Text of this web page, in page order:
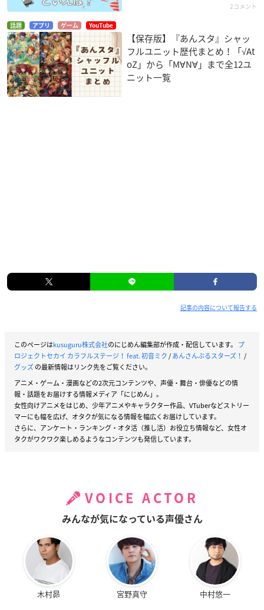
2コメント
話題 アプリ ゲーム YouTube
【保存版】『あんスタ』シャッ
フルユニット歴代まとめ！「√At
oZ」から「M∀N∀」まで全12ユ
ニット一覧
記事の内容について報告する
このページはkusuguru株式会社のにじめん編集部が作成・配信しています。 プ
ロジェクトセカイ カラフルステージ！ feat. 初音ミク/あんさんぶるスターズ！ /
グッズの最新情報はリンク先をご覧ください。
アニメ・ゲーム・漫画などの2次元コンテンツや、声優・舞台・俳優などの情
報・話題をお届けする情報メディア「にじめん」。
女性向けアニメをはじめ、少年アニメやキャラクター作品、VTuberなどストリー
マーにも幅を広げ、オタクが気になる情報を幅広くお届けしています。
さらに、アンケート・ランキング・オタ活（推し活）お役立ち情報など、女性オ
タクがワクワク楽しめるようなコンテンツも発信しています。
VOICE ACTOR
みんなが気になっている声優さん
木村昴 宮野真守 中村悠一